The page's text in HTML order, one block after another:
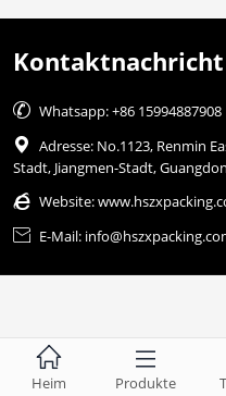
Kontaktnachricht
 Whatsapp: +86 15994887908

Adresse: No.1123, Renmin
Stadt, Jiangmen-Stadt,
 Website:
 E-Mail:

Heim

Produkte